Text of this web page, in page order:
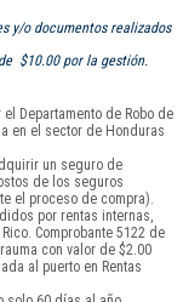
y/o documentos realizados
$10.00 por la gestión.
Departamento de Robo de
en el sector de Honduras
un seguro de
de los seguros
el proceso de compra).
por rentas internas,
Comprobante 5122 de
con valor de $2.00
al puerto en Rentas